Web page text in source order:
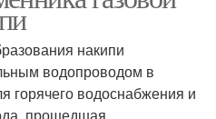
накипи
водопроводом в
горячего водоснабжения и
прошедшая